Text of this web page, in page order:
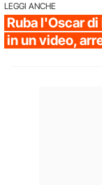
LEGGI ANCHE
Ruba l'Oscar
in un video,